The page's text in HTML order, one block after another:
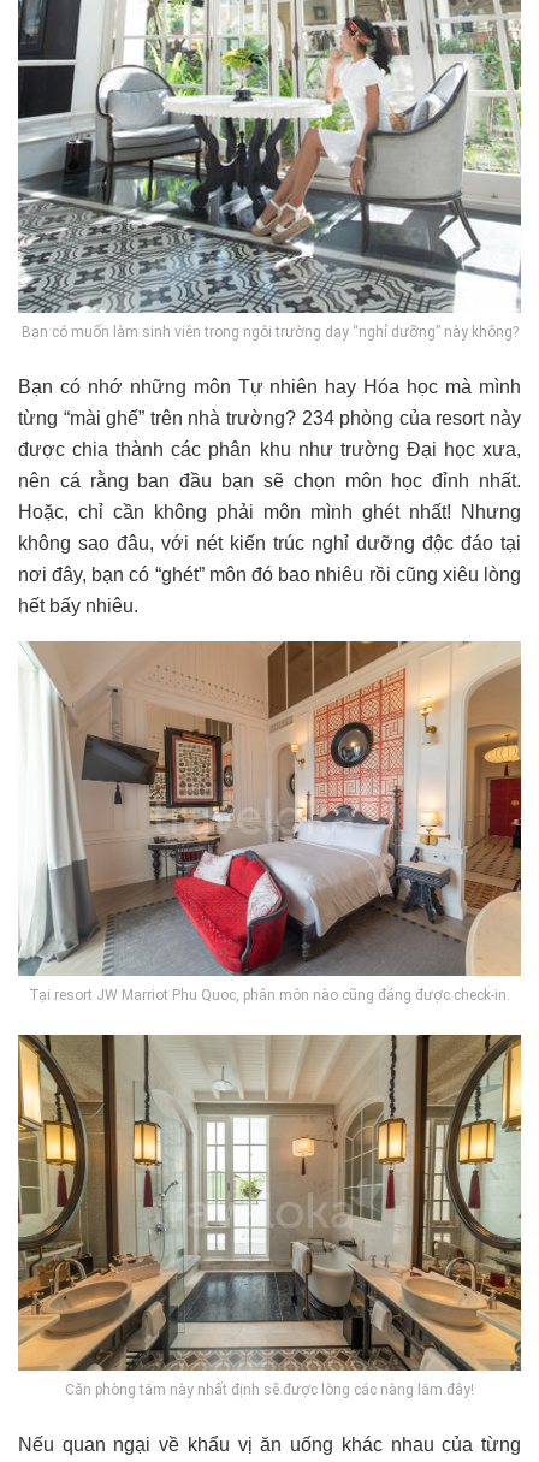
Bạn có muốn làm sinh viên trong ngôi trường dạy “nghỉ dưỡng” này không?
Bạn có nhớ những môn Tự nhiên hay Hóa học mà mình
từng “mài ghế” trên nhà trường? 234 phòng của resort này
được chia thành các phân khu như trường Đại học xưa,
nên cá rằng ban đầu bạn sẽ chọn môn học đỉnh nhất.
Hoặc, chỉ cần không phải môn mình ghét nhất!
Nhưng
không sao đâu, với nét kiến trúc nghỉ dưỡng độc đáo tại
nơi đây, bạn có “ghét” môn đó bao nhiêu rồi cũng xiêu lòng
hết bấy nhiêu.
Tại resort JW Marriot Phu Quoc, phân môn nào cũng đáng được check-in.
Căn phòng tắm này nhất định sẽ được lòng các nàng lắm đây!
Nếu quan ngại về khẩu vị ăn uống khác nhau của từng